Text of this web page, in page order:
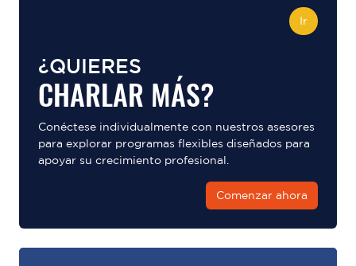
Ir
¿QUIERES
CHARLAR MÁS?
Conéctese individualmente con nuestros asesores
para explorar programas flexibles diseñados para
apoyar su crecimiento profesional.
Comenzar ahora